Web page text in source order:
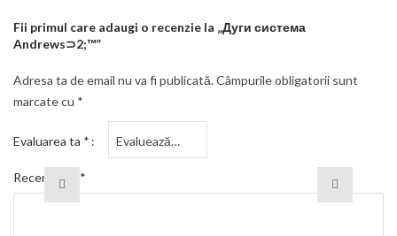
Fii primul care adaugi o recenzie la „Дуги система
Andrews⊃2;™”
Adresa ta de email nu va fi publicată.Câmpurile obligatorii sunt
marcate cu *
Evaluarea ta *
Recenzia ta *